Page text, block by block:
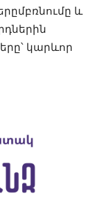
և
կարևոր